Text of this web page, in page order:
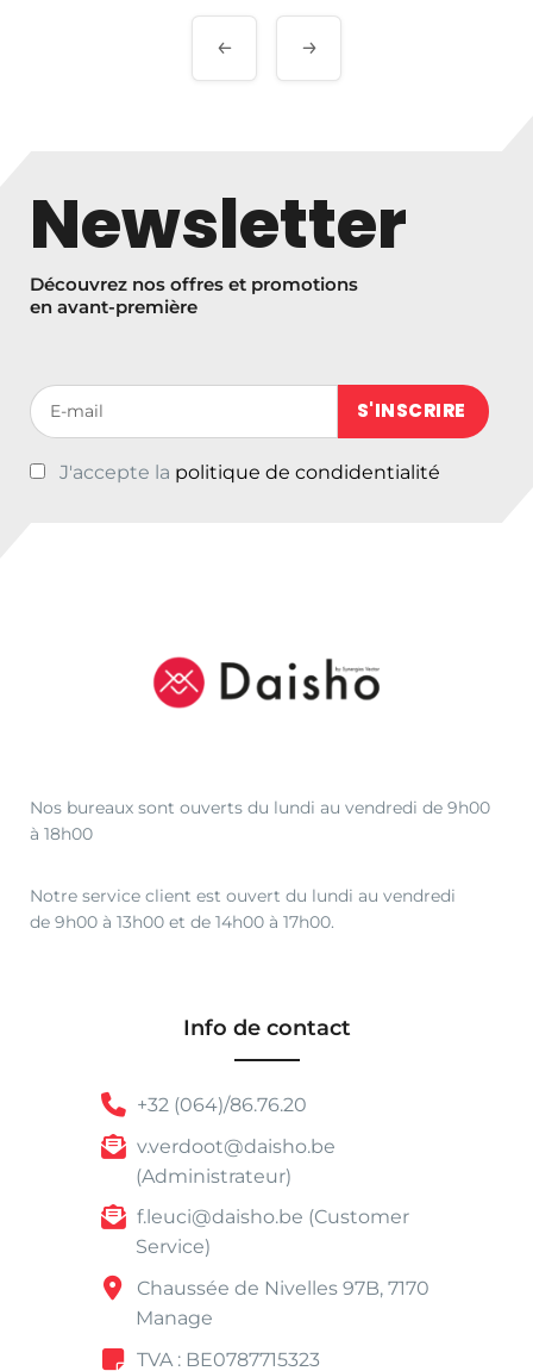
Newsletter
Découvrez nos offres et promotions
en avant-première
Votre adresse de messagerie (obligatoire)
J'accepte la politique de condidentialité
Nos bureaux sont ouverts du lundi au vendredi de 9h00
à 18h00
Notre service client est ouvert du lundi au vendredi
de 9h00 à 13h00 et de 14h00 à 17h00.
Info de contact
+32 (064)/86.76.20
v.verdoot@daisho.be
(Administrateur)
f.leuci@daisho.be (Customer
Service)
Chaussée de Nivelles 97B, 7170
Manage
TVA : BE0787715323